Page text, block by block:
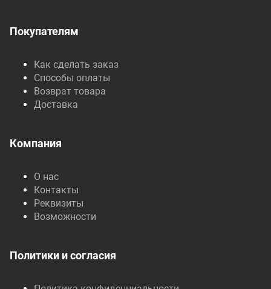
Покупателям
Как сделать заказ
Способы оплаты
Возврат товара
Доставка
Компания
О нас
Контакты
Реквизиты
Возможности
Политики и согласия